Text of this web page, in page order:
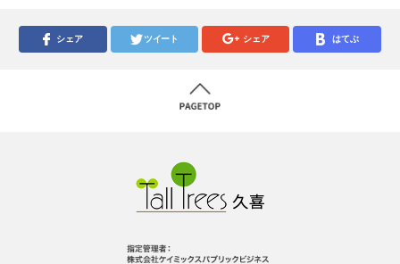
シェア ツイート シェア はてぶ